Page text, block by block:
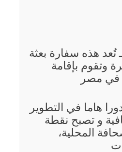
ـ تُعد هذه سفارة بعثة
وتقوم بإقامة
في مصر
هاما في التطوير
و تصبح نقطة
المحلية،